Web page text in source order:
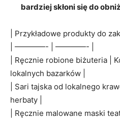
bardziej skłoni się ‌do
| Przykładowe produkty do
| ⁣————- | ————- |
| Ręcznie robione ‌biżuteria |
lokalnych bazarków |
| Sari tajska od lokalnego
herbaty |
| ⁢Ręcznie malowane maski‌